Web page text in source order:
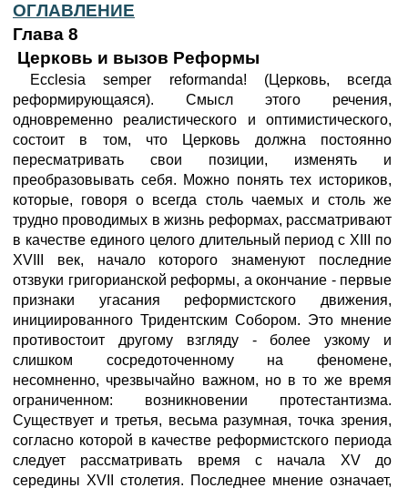
ОГЛАВЛЕНИЕ
Глава 8
Церковь и вызов Реформы
Ecclesia semper reformanda! (Церковь, всегда
реформирующаяся). Смысл этого речения,
одновременно реалистического и оптимистического,
состоит в том, что Церковь должна постоянно
пересматривать свои позиции, изменять и
преобразовывать себя. Можно понять тех историков,
которые, говоря о всегда столь чаемых и столь же
трудно проводимых в жизнь реформах, рассматривают
в качестве единого целого длительный период с ХIII по
XVIII век, начало которого знаменуют последние
отзвуки григорианской реформы, а окончание - первые
признаки угасания реформистского движения,
инициированного Тридентским Собором. Это мнение
противостоит другому взгляду - более узкому и
слишком сосредоточенному на феномене,
несомненно, чрезвычайно важном, но в то же время
ограниченном: возникновении протестантизма.
Существует и третья, весьма разумная, точка зрения,
согласно которой в качестве реформистского периода
следует рассматривать время с начала XV до
середины XVII столетия. Последнее мнение означает,